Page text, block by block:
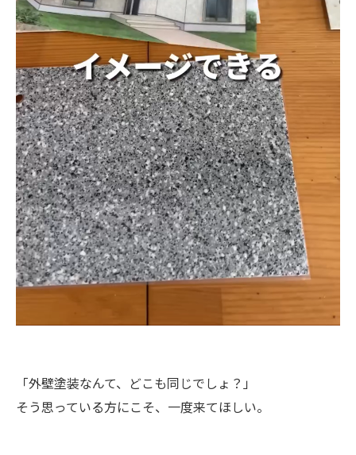
「外壁塗装なんて、どこも同じでしょ？」
そう思っている方にこそ、一度来てほしい。